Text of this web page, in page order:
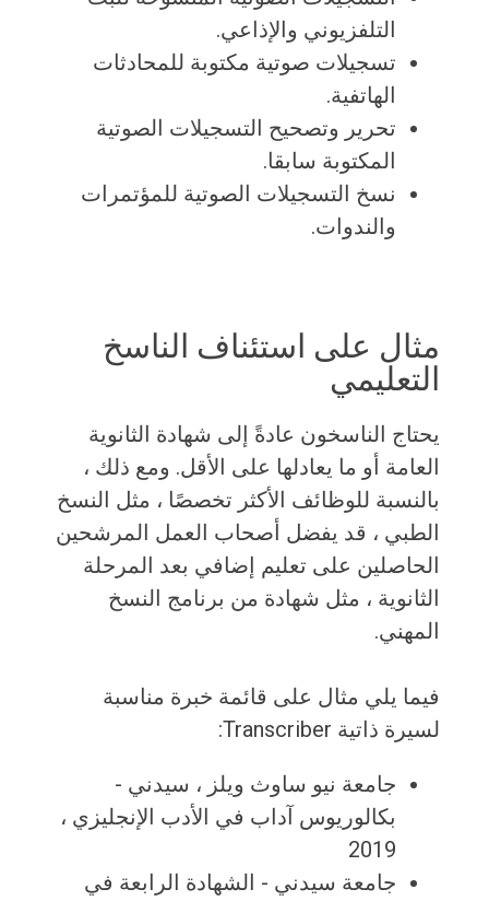
التلفزيوني والإذاعي.
تسجيلات صوتية مكتوبة للمحادثات
الهاتفية.
تحرير وتصحيح التسجيلات الصوتية
المكتوبة سابقا.
نسخ التسجيلات الصوتية للمؤتمرات
والندوات.
مثال على استئناف الناسخ
التعليمي
يحتاج الناسخون عادةً إلى شهادة الثانوية
العامة أو ما يعادلها على الأقل. ومع ذلك ،
بالنسبة للوظائف الأكثر تخصصًا ، مثل النسخ
الطبي ، قد يفضل أصحاب العمل المرشحين
الحاصلين على تعليم إضافي بعد المرحلة
الثانوية ، مثل شهادة من برنامج النسخ
المهني.
فيما يلي مثال على قائمة خبرة مناسبة
لسيرة ذاتية Transcriber:
جامعة نيو ساوث ويلز ، سيدني -
بكالوريوس آداب في الأدب الإنجليزي ،
2019
جامعة سيدني - الشهادة الرابعة في